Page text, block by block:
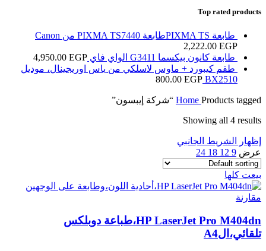
Top rated products
طابعة PIXMA TSطابعة PIXMA TS7440 من Canon
2,222.00 EGP
طابعة كانون بيكسما G3411 الواي فاي
4,950.00 EGP
طقم كيبورد + ماوس لاسلكي من ياس اوريجينال، موديل
BX2510
800.00 EGP
Home Products tagged “شركة إيبسون”
Showing all 4 results
إظهار الشريط الجانبي
عرض 9
12
18
24
بيعت كلها
مقارنة
HP LaserJet Pro M404dn،طباعة دوبلكس
تلقائي،الA4